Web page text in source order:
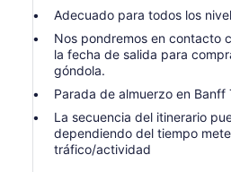
Adecuado para todos los
Nos pondremos en contacto
la fecha de salida para
góndola.
Parada de almuerzo en Banff
La secuencia del itinerario
dependiendo del tiempo
tráfico/actividad